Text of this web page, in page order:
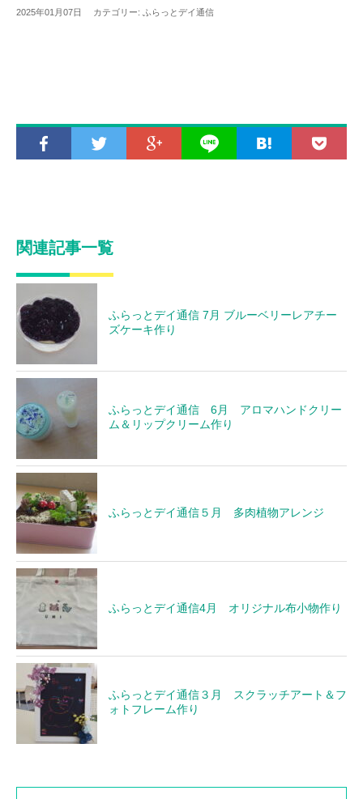
2025年01月07日 カテゴリー: ふらっとデイ通信
関連記事一覧
ふらっとデイ通信 7月 ブルーベリーレアチー
ズケーキ作り
ふらっとデイ通信 6月 アロマハンドクリー
ム＆リップクリーム作り
ふらっとデイ通信５月 多肉植物アレンジ
ふらっとデイ通信4月 オリジナル布小物作り
ふらっとデイ通信３月 スクラッチアート＆フ
ォトフレーム作り